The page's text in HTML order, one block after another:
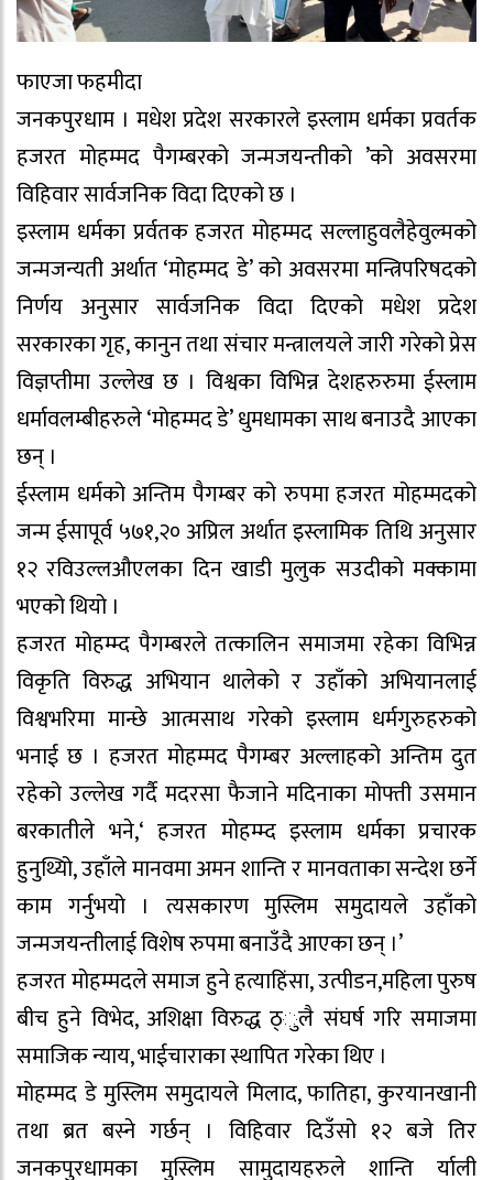
फाएजा फहमीदा
जनकपुरधाम । मधेश प्रदेश सरकारले इस्लाम धर्मका प्रवर्तक
हजरत मोहम्मद पैगम्बरको जन्मजयन्तीको ’को अवसरमा
विहिवार सार्वजनिक विदा दिएको छ ।
इस्लाम धर्मका प्रर्वतक हजरत मोहम्मद सल्लाहुवलैहेवुल्मको
जन्मजन्यती अर्थात ‘मोहम्मद डे’ को अवसरमा मन्त्रिपरिषदको
निर्णय अनुसार सार्वजनिक विदा दिएको मधेश प्रदेश
सरकारका गृह, कानुन तथा संचार मन्त्रालयले जारी गरेको प्रेस
विज्ञप्तीमा उल्लेख छ । विश्वका विभिन्न देशहरुरुमा ईस्लाम
धर्मावलम्बीहरुले ‘मोहम्मद डे’ धुमधामका साथ बनाउदै आएका
छन् ।
ईस्लाम धर्मको अन्तिम पैगम्बर को रुपमा हजरत मोहम्मदको
जन्म ईसापूर्व ५७१,२० अप्रिल अर्थात इस्लामिक तिथि अनुसार
१२ रविउल्लऔएलका दिन खाडी मुलुक सउदीको मक्कामा
भएको थियो ।
हजरत मोहम्म्द पैगम्बरले तत्कालिन समाजमा रहेका विभिन्न
विकृति विरुद्ध अभियान थालेको र उहाँको अभियानलाई
विश्वभरिमा मान्छे आत्मसाथ गरेको इस्लाम धर्मगुरुहरुको
भनाई छ । हजरत मोहम्मद पैगम्बर अल्लाहको अन्तिम दुत
रहेको उल्लेख गर्दै मदरसा फैजाने मदिनाका मोफ्ती उसमान
बरकातीले भने,‘ हजरत मोहम्म्द इस्लाम धर्मका प्रचारक
हुनुथ्यिो, उहाँले मानवमा अमन शान्ति र मानवताका सन्देश छर्ने
काम गर्नुभयो । त्यसकारण मुस्लिम समुदायले उहाँको
जन्मजयन्तीलाई विशेष रुपमा बनाउँदै आएका छन् ।’
हजरत मोहम्मदले समाज हुने हत्याहिंसा, उत्पीडन,महिला पुरुष
बीच हुने विभेद, अशिक्षा विरुद्ध ठ्ुलै संघर्ष गरि समाजमा
समाजिक न्याय, भाईचाराका स्थापित गरेका थिए ।
मोहम्मद डे मुस्लिम समुदायले मिलाद, फातिहा, कुरयानखानी
तथा ब्रत बस्ने गर्छन् । विहिवार दिउँसो १२ बजे तिर
जनकपुरधामका मुस्लिम सामुदायहरुले शान्ति र्याली